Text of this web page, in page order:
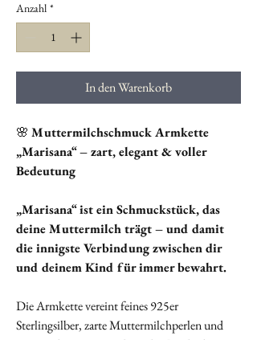
Anzahl *
In den Warenkorb
🌸 Muttermilchschmuck Armkette
„Marisana“ – zart, elegant & voller
Bedeutung
„Marisana“ ist ein Schmuckstück, das
deine Muttermilch trägt – und damit
die innigste Verbindung zwischen dir
und deinem Kind für immer bewahrt.
Die Armkette vereint feines 925er
Sterlingsilber, zarte Muttermilchperlen und